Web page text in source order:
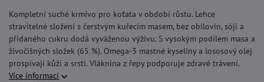
Kompletní suché krmivo pro koťata v období růstu. Lehce
stravitelné složení s čerstvým kuřecím masem, bez obilovin, sóji a
přidaného cukru dodá vyváženou výživu. S vysokým podílem masa a
živočišných složek (65 %). Omega-3 mastné kyseliny a lososový olej
prospívají kůži a srsti. Vláknina z řepy podporuje zdravé trávení.
Více informací